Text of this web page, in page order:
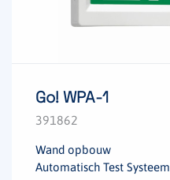
Go! WPA-1
391862
Wand opbouw
Automatisch Test Systeem